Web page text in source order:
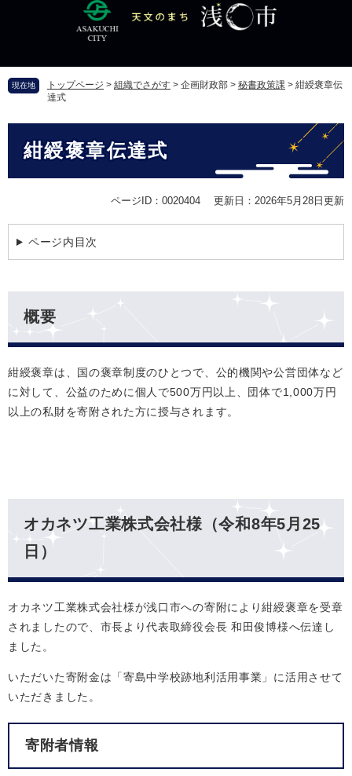
頭
す
飛
し
現在地 トップページ > 組織でさがす > 企画財政部 > 秘書政策課 > 紺綬褒章伝
達式
紺綬褒章伝達式
ページID：0020404 更新日：2026年5月28日更新
ページ内目次
概要
紺綬褒章は、国の褒章制度のひとつで、公的機関や公営団体など
に対して、公益のために個人で500万円以上、団体で1,000万円
以上の私財を寄附された方に授与されます。
オカネツ工業株式会社様（令和8年5月25
日）
オカネツ工業株式会社様が浅口市への寄附により紺綬褒章を受章
されましたので、市長より代表取締役会長 和田俊博様へ伝達し
ました。
いただいた寄附金は「寄島中学校跡地利活用事業」に活用させて
いただきました。
寄附者情報